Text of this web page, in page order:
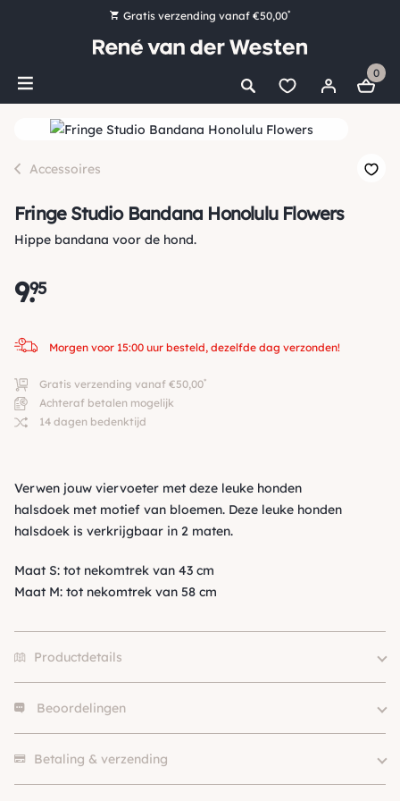
Gratis verzending vanaf €50,00*
Bestel nu, betaal later met Klarna
Ruim 16.000 artikelen op voorraad
0
Accessoires
Fringe Studio Bandana Honolulu Flowers
Hippe bandana voor de hond.
9.
95
Morgen voor 15:00 uur besteld, dezelfde dag verzonden!
Gratis verzending vanaf €50,00*
Achteraf betalen mogelijk
14 dagen bedenktijd
Verwen jouw viervoeter met deze leuke honden
halsdoek met motief van bloemen. Deze leuke honden
halsdoek is verkrijgbaar in 2 maten.
Maat S: tot nekomtrek van 43 cm
Maat M: tot nekomtrek van 58 cm
Productdetails
Merk
Size
S, M
Hondgrootte
Beoordelingen
Betaling & verzending